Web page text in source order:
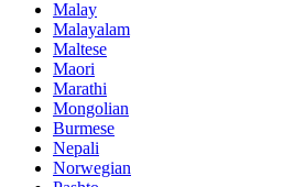
Malay
Malayalam
Maltese
Maori
Marathi
Mongolian
Burmese
Nepali
Norwegian